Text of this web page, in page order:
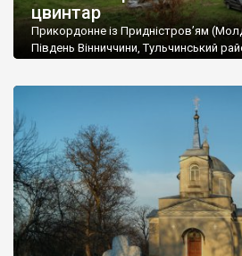
цвинтар
Прикордонне із Придністров’ям
Південь Вінниччини, Тульчинський
старовинний цвинтар із кам’яними
збереглися, написані кирилицею,
мовою. За всіма традиційними
український. Хрести датуються 19
роках Болган […]